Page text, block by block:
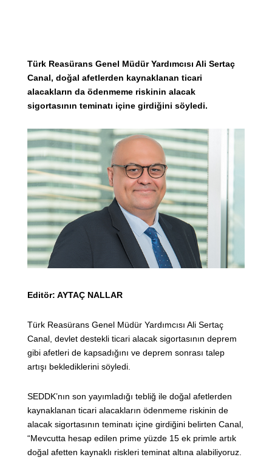
Türk Reasürans Genel Müdür Yardımcısı Ali Sertaç
Canal, doğal afetlerden kaynaklanan ticari
alacakların da ödenmeme riskinin alacak
sigortasının teminatı içine girdiğini söyledi.
Editör: AYTAÇ NALLAR
Türk Reasürans Genel Müdür Yardımcısı Ali Sertaç
Canal, devlet destekli ticari alacak sigortasının deprem
gibi afetleri de kapsadığını ve deprem sonrası talep
artışı beklediklerini söyledi.
SEDDK’nın son yayımladığı tebliğ ile doğal afetlerden
kaynaklanan ticari alacakların ödenmeme riskinin de
alacak sigortasının teminatı içine girdiğini belirten Canal,
“Mevcutta hesap edilen prime yüzde 15 ek primle artık
doğal afetten kaynaklı riskleri teminat altına alabiliyoruz.